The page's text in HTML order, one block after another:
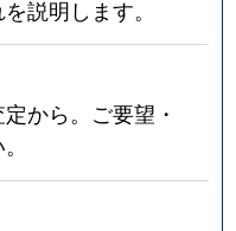
説明します。
から。ご要望・